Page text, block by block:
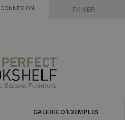
CONNEXION PANIER
GALERIE D'EXEMPLES